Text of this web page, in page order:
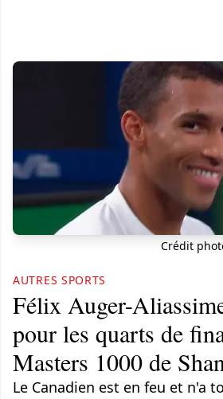
Crédit
AUTRES SPORTS
Félix Auger-
pour les quarts de
Masters 1000 de
Le Canadien est en feu et n'a